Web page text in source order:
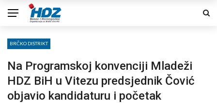
BRČKO DISTRIKT
Na Programskoj konvenciji Mladeži
HDZ BiH u Vitezu predsjednik Čović
objavio kandidaturu i početak